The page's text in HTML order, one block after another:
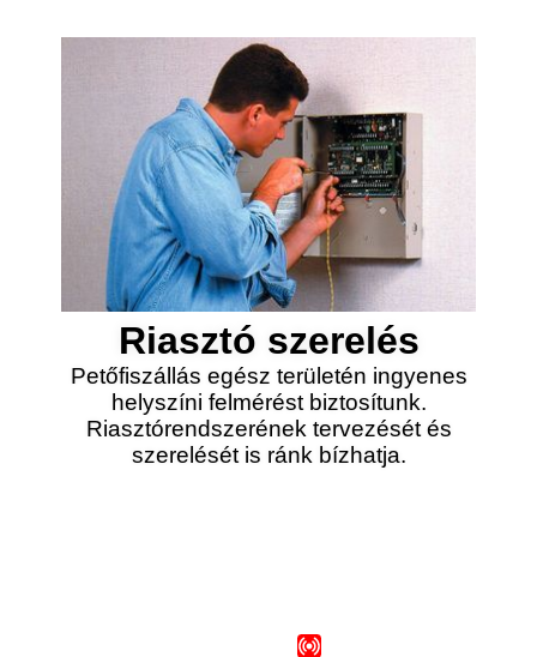
Riasztó szerelés
Petőfiszállás egész területén ingyenes
helyszíni felmérést biztosítunk.
Riasztórendszerének tervezését és
szerelését is ránk bízhatja.